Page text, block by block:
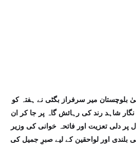
اعلیٰ بلوچستان میر سرفراز بگٹی نے ہفتہ کو
شاہد رند کی رہائش گاہ پر جا کر ان
پر دلی تعزیت اور فاتحہ خوانی کی وزیر
بلندی اور لواحقین کے لیے صبرِ جمیل کی